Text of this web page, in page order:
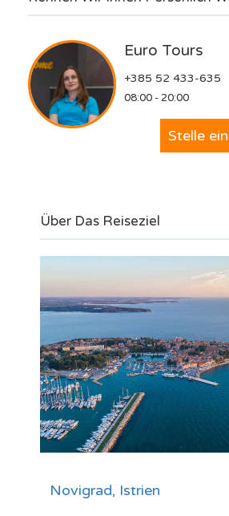
Euro Tours
+385 52 433-635
08:00 - 20:00
Stelle
Über Das Reiseziel
Novigrad, Istrien